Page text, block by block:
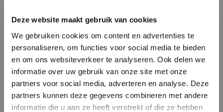
Deze website maakt gebruik van cookies
We gebruiken cookies om content en advertenties te
personaliseren, om functies voor social media te bieden
en om ons websiteverkeer te analyseren. Ook delen we
informatie over uw gebruik van onze site met onze
partners voor social media, adverteren en analyse. Deze
partners kunnen deze gegevens combineren met andere
informatie die u aan ze heeft verstrekt of die ze hebben
INLOGGEN
Wachtwoord
MERK
Knit-ted
PENN&INK N.Y